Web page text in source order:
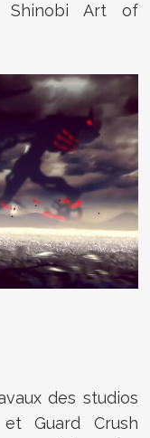
Art of
des studios
Guard Crush